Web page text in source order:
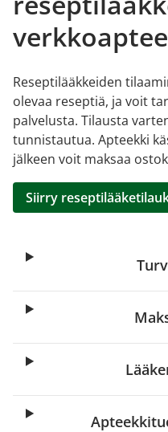
Reseptilääkkeiden
olevaa reseptiä, ja voit
palvelusta. Tilausta
tunnistautua. Apteekki
jälkeen voit maksaa
Siirry